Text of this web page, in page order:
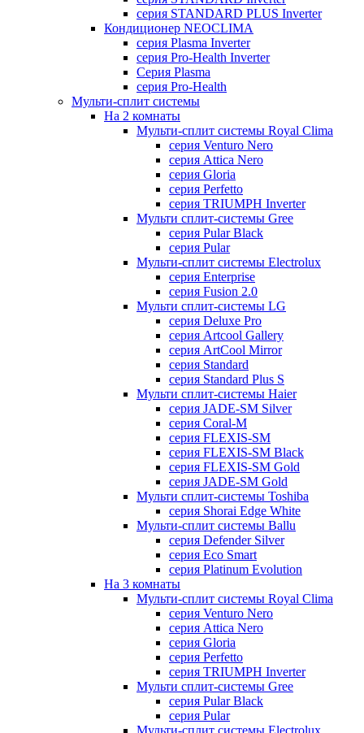
серия STANDARD PLUS Inverter
Кондиционер NEOCLIMA
серия Plasma Inverter
серия Pro-Health Inverter
Cерия Plasma
серия Pro-Health
Мульти-сплит системы
На 2 комнаты
Мульти-сплит системы Royal Clima
серия Venturo Nero
серия Attica Nero
серия Gloria
серия Perfetto
серия TRIUMPH Inverter
Мульти сплит-системы Gree
серия Pular Black
серия Pular
Мульти-сплит системы Electrolux
серия Enterprise
серия Fusion 2.0
Мульти сплит-системы LG
серия Deluxe Pro
серия Artcool Gallery
серия ArtCool Mirror
серия Standard
серия Standard Plus S
Мульти сплит-системы Haier
серия JADE-SM Silver
серия Coral-M
серия FLEXIS-SM
серия FLEXIS-SM Black
серия FLEXIS-SM Gold
серия JADE-SM Gold
Мульти сплит-системы Toshiba
серия Shorai Edge White
Мульти-сплит системы Ballu
серия Defender Silver
серия Eco Smart
серия Platinum Evolution
На 3 комнаты
Мульти-сплит системы Royal Clima
серия Venturo Nero
серия Attica Nero
серия Gloria
серия Perfetto
серия TRIUMPH Inverter
Мульти сплит-системы Gree
серия Pular Black
серия Pular
Мульти-сплит системы Electrolux